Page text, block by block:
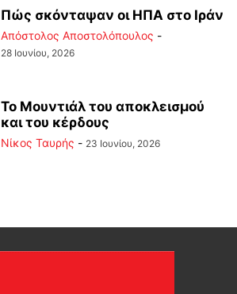
Πώς σκόνταψαν οι ΗΠΑ στο Ιράν
Απόστολος Αποστολόπουλος -
28 Ιουνίου, 2026
Το Μουντιάλ του αποκλεισμού
και του κέρδους
Νίκος Ταυρής - 23 Ιουνίου, 2026